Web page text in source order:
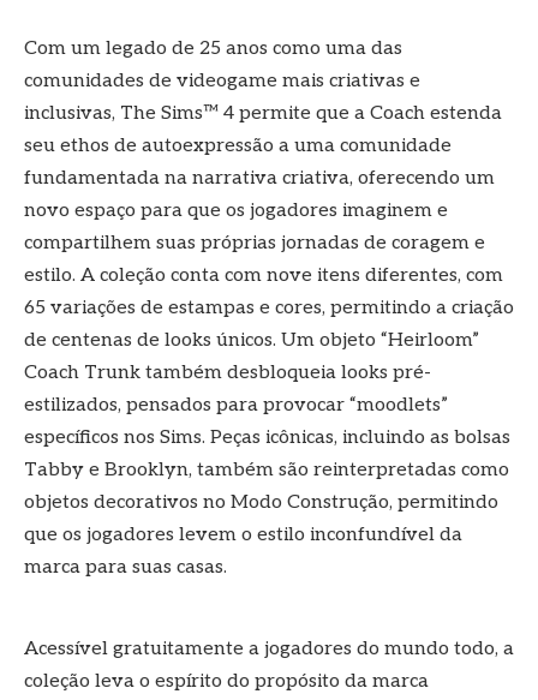
Com um legado de 25 anos como uma das
comunidades de videogame mais criativas e
inclusivas, The Sims™ 4 permite que a Coach estenda
seu ethos de autoexpressão a uma comunidade
fundamentada na narrativa criativa, oferecendo um
novo espaço para que os jogadores imaginem e
compartilhem suas próprias jornadas de coragem e
estilo. A coleção conta com nove itens diferentes, com
65 variações de estampas e cores, permitindo a criação
de centenas de looks únicos. Um objeto “Heirloom”
Coach Trunk também desbloqueia looks pré-
estilizados, pensados para provocar “moodlets”
específicos nos Sims. Peças icônicas, incluindo as bolsas
Tabby e Brooklyn, também são reinterpretadas como
objetos decorativos no Modo Construção, permitindo
que os jogadores levem o estilo inconfundível da
marca para suas casas.
Acessível gratuitamente a jogadores do mundo todo, a
coleção leva o espírito do propósito da marca